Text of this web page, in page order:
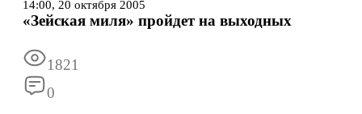
Информация
14:00, 20 октября 2005
«Зейская миля» пройдет на выходных
1821
0